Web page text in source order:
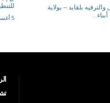
والترفيه بلقايد – بولاية
5 أغسطس 2026